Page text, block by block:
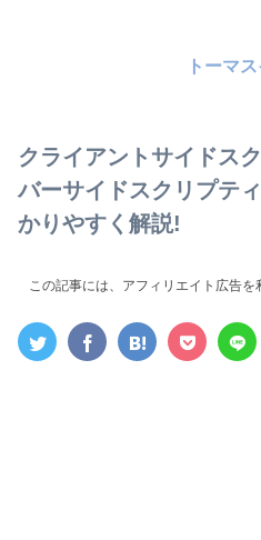
トーマ
クライアントサイドス
バーサイドスクリプテ
かりやすく解説!
この記事には、アフィリエイト広告を